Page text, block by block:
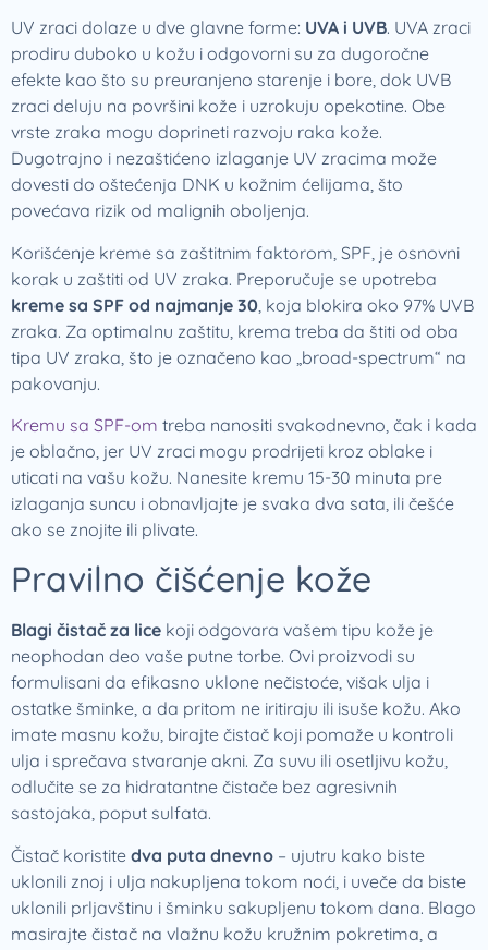
UV zraci dolaze u dve glavne forme: UVA i UVB. UVA zraci
prodiru duboko u kožu i odgovorni su za dugoročne
efekte kao što su preuranjeno starenje i bore, dok UVB
zraci deluju na površini kože i uzrokuju opekotine. Obe
vrste zraka mogu doprineti razvoju raka kože.
Dugotrajno i nezaštićeno izlaganje UV zracima može
dovesti do oštećenja DNK u kožnim ćelijama, što
povećava rizik od malignih oboljenja.
Korišćenje kreme sa zaštitnim faktorom, SPF, je osnovni
korak u zaštiti od UV zraka. Preporučuje se upotreba
kreme sa SPF od najmanje 30 , koja blokira oko 97% UVB
zraka. Za optimalnu zaštitu, krema treba da štiti od oba
tipa UV zraka, što je označeno kao „broad-spectrum“ na
pakovanju.
Kremu sa SPF-om treba nanositi svakodnevno, čak i kada
je oblačno, jer UV zraci mogu prodrijeti kroz oblake i
uticati na vašu kožu. Nanesite kremu 15-30 minuta pre
izlaganja suncu i obnavljajte je svaka dva sata, ili češće
ako se znojite ili plivate.
Pravilno čišćenje kože
Blagi čistač za lice koji odgovara vašem tipu kože je
neophodan deo vaše putne torbe. Ovi proizvodi su
formulisani da efikasno uklone nečistoće, višak ulja i
ostatke šminke, a da pritom ne iritiraju ili isuše kožu. Ako
imate masnu kožu, birajte čistač koji pomaže u kontroli
ulja i sprečava stvaranje akni. Za suvu ili osetljivu kožu,
odlučite se za hidratantne čistače bez agresivnih
sastojaka, poput sulfata.
Čistač koristite dva puta dnevno – ujutru kako biste
uklonili znoj i ulja nakupljena tokom noći, i uveče da biste
uklonili prljavštinu i šminku sakupljenu tokom dana. Blago
masirajte čistač na vlažnu kožu kružnim pokretima, a